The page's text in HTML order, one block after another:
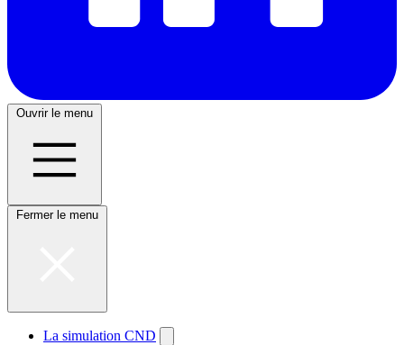
Ouvrir le menu
Fermer le menu
La simulation CND